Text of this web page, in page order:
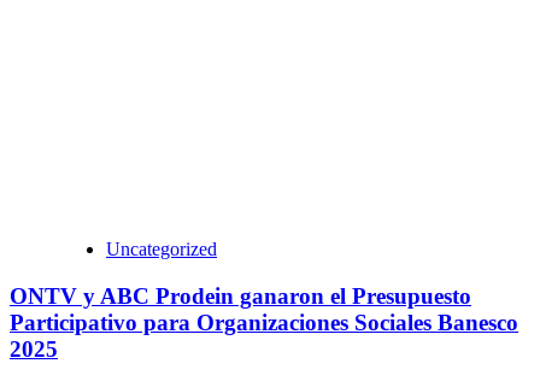
Uncategorized
ONTV y ABC Prodein ganaron el Presupuesto
Participativo para Organizaciones Sociales Banesco
2025